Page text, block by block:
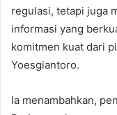
regulasi, tetapi juga
informasi yang
komitmen kuat dari
Yoesgiantoro.
Ia menambahkan,